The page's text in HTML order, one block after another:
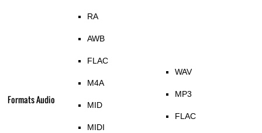
Formats Audio
RA
AWB
FLAC
M4A
MID
MIDI
WAV
MP3
FLAC